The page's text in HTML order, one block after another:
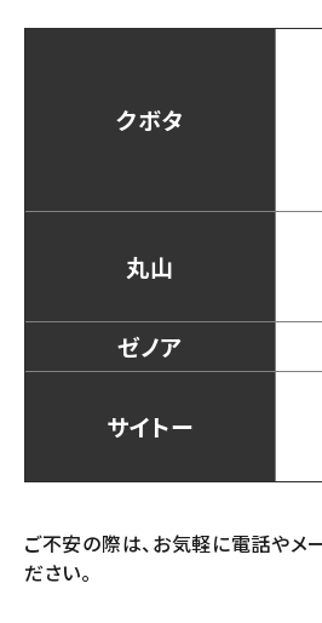
クボタ
丸山
ゼノア
サイトー
ご不安の際は、お気軽に電話やメ
ださい。